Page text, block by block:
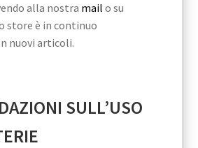
alla nostra mail o su
store è in continuo
nuovi articoli.
SULL’USO